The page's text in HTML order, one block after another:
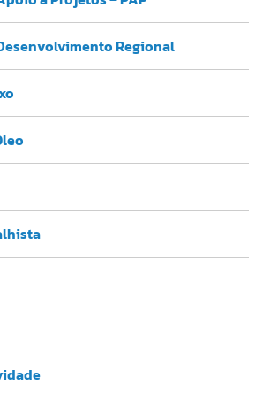
Regional